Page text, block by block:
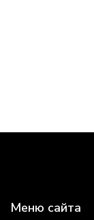
Меню сайта